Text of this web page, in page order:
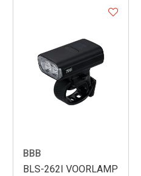
BBB
BLS-262I VOORLAMP